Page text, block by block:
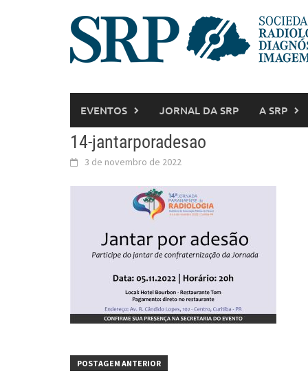
EVENTOS JORNAL DA SRP A SRP
14-jantarporadesao
3 de novembro de 2022
POSTAGEM ANTERIOR